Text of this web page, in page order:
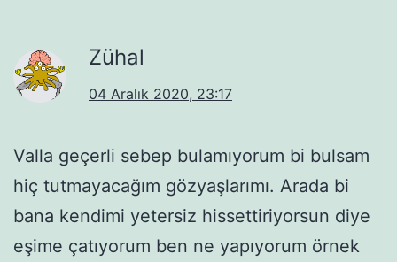
Zühal
04 Aralık 2020, 23:17
Valla geçerli sebep bulamıyorum bi bulsam
hiç tutmayacağım gözyaşlarımı. Arada bi
bana kendimi yetersiz hissettiriyorsun diye
eşime çatıyorum ben ne yapıyorum örnek